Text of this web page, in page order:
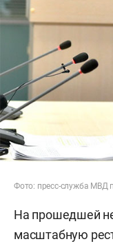
Фото: пресс-служба МВД
На прошедшей
масштабную